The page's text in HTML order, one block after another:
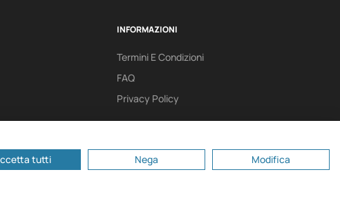
INFORMAZIONI
Termini E Condizioni
FAQ
Privacy Policy
Fondovalle, 3,
tutti Nega Modifica